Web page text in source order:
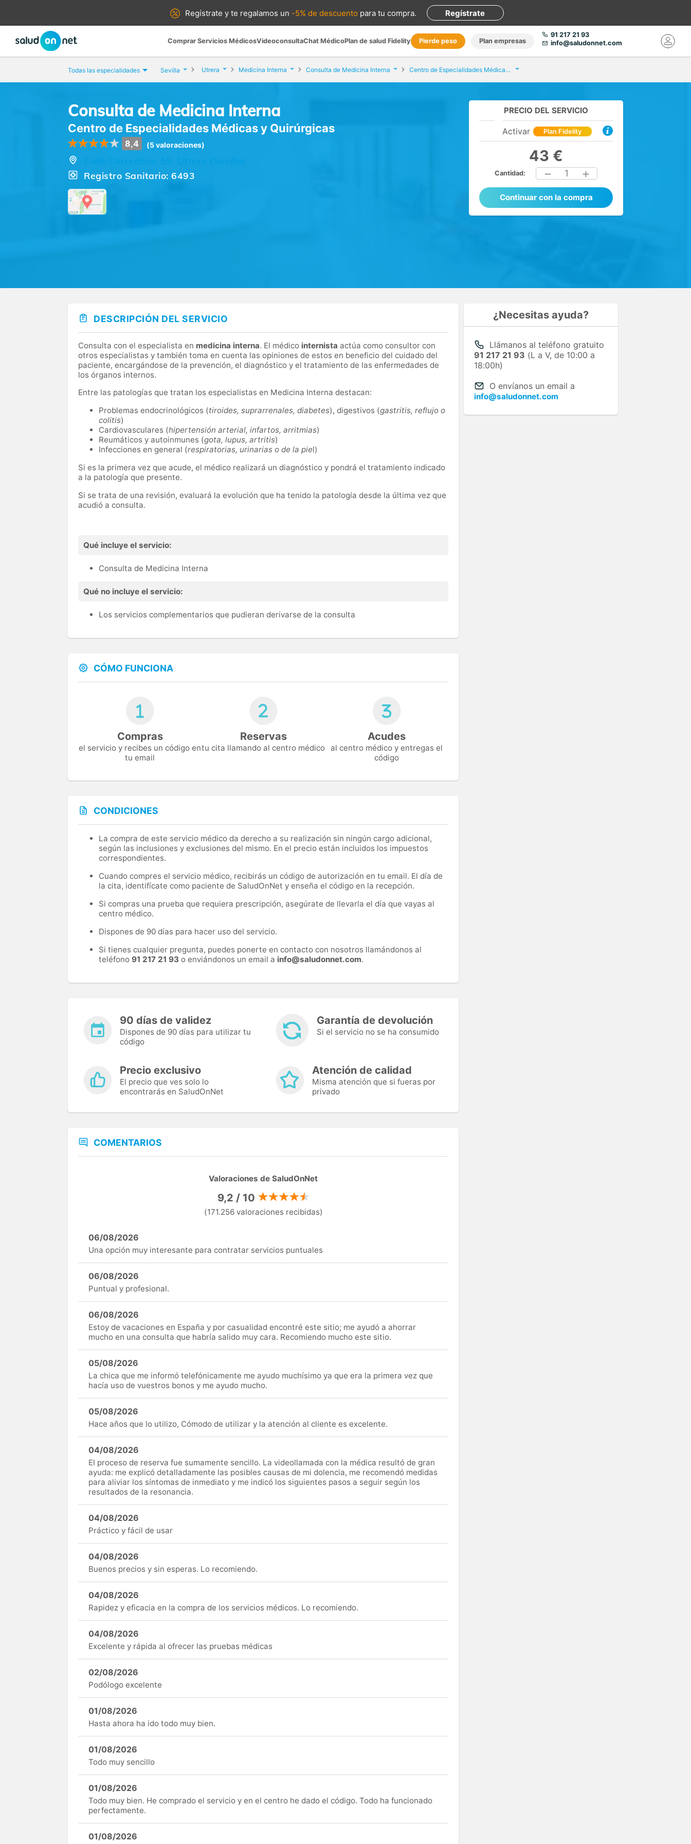
Regístrate yte regalamos un -5% de descuento para tu compra. Regístrate
Comprar Servicios MédicosVideoconsultaChat MédicoPlan de salud Fidelity Pierde peso Plan empresas
91 217 21 93
info@saludonnet.com
Todas las especialidades Sevilla Utrera Medicina Interna Consulta de Medicina Interna Centro de Especialidades Médicas y Quirúrgicas
Consulta de Medicina Interna
Centro de Especialidades Médicas y Quirúrgicas
8,4 (5 valoraciones)
Registro Sanitario: 6493
PRECIO DEL SERVICIO
Activar Plan Fidelity
43 €
Cantidad: 1
Continuar con la compra
DESCRIPCIÓN DEL SERVICIO
Consulta con el especialista en medicina interna. El médico internista actúa como consultor con
otros especialistas y también toma en cuenta las opiniones de estos en beneficio del cuidado del
paciente, encargándose de la prevención, el diagnóstico y el tratamiento de las enfermedades de
los órganos internos.
Entre las patologías que tratan los especialistas en Medicina Interna destacan:
Problemas endocrinológicos (tiroides, suprarrenales, diabetes), digestivos (gastritis, reflujo o
colitis)
Cardiovasculares (hipertensión arterial, infartos, arritmias)
Reumáticos y autoinmunes (gota, lupus, artritis)
Infecciones en general (respiratorias, urinarias o de la piel)
Si es la primera vez que acude, el médico realizará un diagnóstico y pondrá el tratamiento indicado
a la patología que presente.
Si se trata de una revisión, evaluará la evolución que ha tenido la patología desde la última vez que
acudió a consulta.
Qué incluye el servicio:
Consulta de Medicina Interna
Qué no incluye el servicio:
Los servicios complementarios que pudieran derivarse de la consulta
CÓMO FUNCIONA
Compras
el servicio y recibes un código en
tu email
Reservas
tu cita llamando al centro médico
Acudes
al centro médico y entregas el
código
CONDICIONES
La compra de este servicio médico da derecho a su realización sin ningún cargo adicional,
según las inclusiones y exclusiones del mismo. En el precio están incluidos los impuestos
correspondientes.
Cuando compres el servicio médico, recibirás un código de autorización en tu email. El día de
la cita, identifícate como paciente de SaludOnNet y enseña el código en la recepción.
Si compras una prueba que requiera prescripción, asegúrate de llevarla el día que vayas al
centro médico.
Dispones de 90 días para hacer uso del servicio.
Si tienes cualquier pregunta, puedes ponerte en contacto con nosotros llamándonos al
teléfono 91 217 21 93 o enviándonos un email a info@saludonnet.com.
90 días de validez
Dispones de 90 días para utilizar tu
código
Garantía de devolución
Si el servicio no se ha consumido
Precio exclusivo
El precio que ves solo lo
encontrarás en SaludOnNet
Atención de calidad
Misma atención que si fueras por
privado
COMENTARIOS
Valoraciones de SaludOnNet
9,2 / 10
(171.256 valoraciones recibidas)
06/08/2026
Una opción muy interesante para contratar servicios puntuales
06/08/2026
Puntual y profesional.
06/08/2026
Estoy de vacaciones en España y por casualidad encontré este sitio; me ayudó a ahorrar
mucho en una consulta que habría salido muy cara. Recomiendo mucho este sitio.
05/08/2026
La chica que me informó telefónicamente me ayudo muchísimo ya que era la primera vez que
hacía uso de vuestros bonos y me ayudo mucho.
05/08/2026
Hace años que lo utilizo, Cómodo de utilizar y la atención al cliente es excelente.
04/08/2026
El proceso de reserva fue sumamente sencillo. La videollamada con la médica resultó de gran
ayuda: me explicó detalladamente las posibles causas de mi dolencia, me recomendó medidas
para aliviar los síntomas de inmediato y me indicó los siguientes pasos a seguir según los
resultados de la resonancia.
04/08/2026
Práctico y fácil de usar
04/08/2026
Buenos precios y sin esperas. Lo recomiendo.
04/08/2026
Rapidez y eficacia en la compra de los servicios médicos. Lo recomiendo.
04/08/2026
Excelente y rápida al ofrecer las pruebas médicas
02/08/2026
Podólogo excelente
01/08/2026
Hasta ahora ha ido todo muy bien.
01/08/2026
Todo muy sencillo
01/08/2026
Todo muy bien. He comprado el servicio y en el centro he dado el código. Todo ha funcionado
perfectamente.
01/08/2026
¿Necesitas ayuda?
Llámanos al teléfono gratuito
91 217 21 93 (L a V, de 10:00 a
18:00h)
O envíanos un email a
info@saludonnet.com